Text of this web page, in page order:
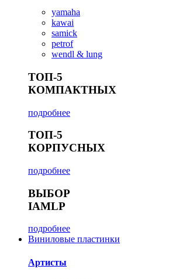
yamaha
kawai
samick
petrof
wendl & lung
ТОП-5
КОМПАКТНЫХ
подробнее
ТОП-5
КОРПУСНЫХ
подробнее
ВЫБОР
IAMLP
подробнее
Виниловые пластинки
Артисты